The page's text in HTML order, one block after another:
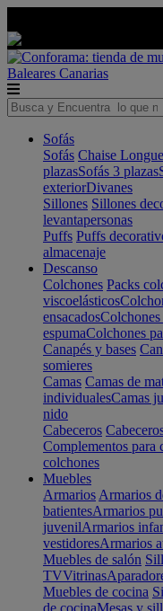
Baleares Canarias
Sofás
Sofás Chaise Longue
plazasSofás 3 plazas
exteriorDivanes
Sillones Sillones
levantapersonas
Puffs Puffs
almacenaje
Descanso
Colchones Packs
viscoelásticos
ensacados
espumaColchones
Canapés y bases
somieres
Camas Camas de
individualesCamas
nido
Cabeceros
Complementos para
colchones
Muebles
Armarios Armarios
batientesArmarios
juvenilArmarios
vestidoresArmarios
Muebles de salón
TVVitrinas
Muebles de cocina
de cocinaMesas y